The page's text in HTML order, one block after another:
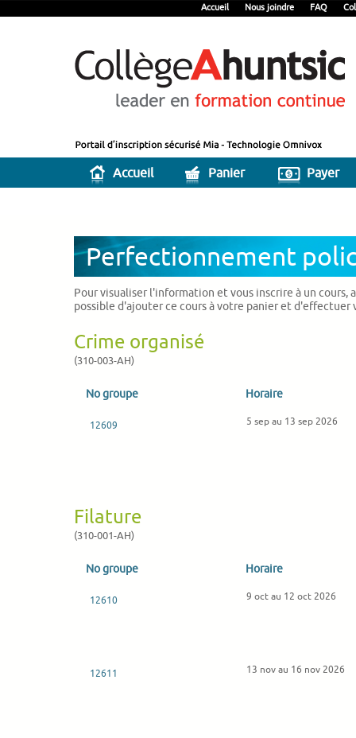
Accueil Nous joindre FAQ
Accueil Panier Payer
Perfectionnement
Pour visualiser l'information et vous inscrire à un cours,
possible d'ajouter ce cours à votre panier et d'effectuer
Crime organisé
(310-003-AH)
No groupe Horaire
12609 5 sep au 13 sep 2026
Filature
(310-001-AH)
No groupe Horaire
12610 9 oct au 12 oct 2026
12611 13 nov au 16 nov 2026